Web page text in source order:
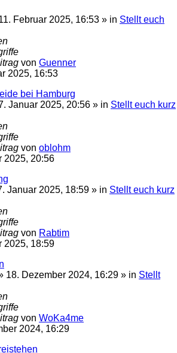
Februar 2025, 16:53 » in Stellt euch
von Guenner
2025, 16:53
bei Hamburg
Januar 2025, 20:56 » in Stellt euch kurz
von oblohm
2025, 20:56
Januar 2025, 18:59 » in Stellt euch kurz
von Rabtim
2025, 18:59
18. Dezember 2024, 16:29 » in Stellt
von WoKa4me
2024, 16:29